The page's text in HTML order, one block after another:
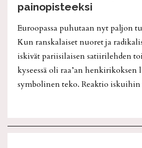
painopisteeksi
Euroopassa puhutaan nyt paljon
Kun ranskalaiset nuoret ja
iskivät pariisilaisen satiirilehden
kyseessä oli raa’an henkirikoksen
symbolinen teko. Reaktio